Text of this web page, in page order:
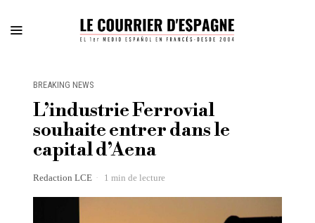
BREAKING NEWS
L’industrie Ferrovial
souhaite entrer dans le
capital d’Aena
Redaction LCE 1 min de lecture